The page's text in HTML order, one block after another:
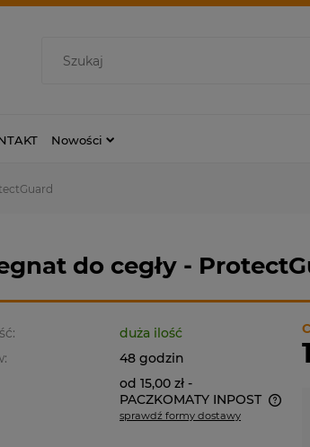
Nowości
do cegły -
duża ilość
48 godzin
od 15,00 zł -
PACZKOMATY INPOST
sprawdź formy dostawy